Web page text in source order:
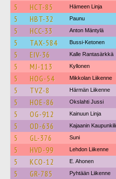
5 HCT-85 Hämeen Linja
5 HBT-32 Paunu
5 HCC-33 Anton Mäntylä
5 TAX-584 Bussi-Ketonen
5 EIV-36 Kalle Rantasärkkä
5 MJ-113 Kyllonen
5 HOG-54 Mikkolan Liikenne
5 TVZ-8 Härmän Liikenne
5 HOE-86 Okslahti Jussi
5 OG-912 Kainuun Linja
5 OD-636 Kajaanin
5 GL-376 Suni
5 HVD-99 Lehdon Liikenne
5 KCO-12 E. Ahonen
5 GR-785 Pyhtään Liikenne